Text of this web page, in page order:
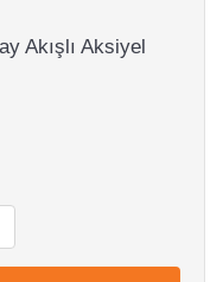
Akışlı Aksiyel